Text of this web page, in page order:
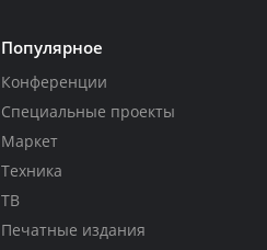
Популярное
Конференции
Специальные проекты
Маркет
Техника
ТВ
Печатные издания